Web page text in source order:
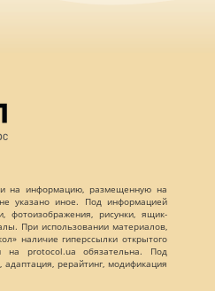
на информацию, размещенную на
указано иное. Под информацией
фотоизображения, рисунки, ящик-
При использовании материалов,
наличие гиперссылки открытого
на protocol.ua обязательна. Под
рерайтинг, модификация